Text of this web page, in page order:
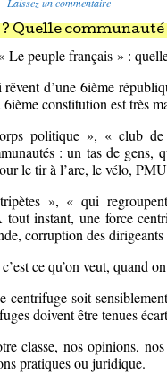
Quelle communauté
Le peuple français » :
d’une 6ième
constitution est très
politique », « club
: un tas de
le tir à l’arc, le vélo,
», « qui
instant, une force
corruption des
ce qu’on veut, quand
centrifuge soit
doivent être tenues
classe, nos opinions,
pratiques ou juridique.